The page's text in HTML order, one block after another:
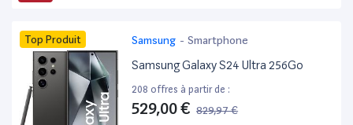
Top Produit Samsung - Smartphone
Samsung Galaxy S24 Ultra 256Go
208 offres à partir de :
529,00 € 829,97 €